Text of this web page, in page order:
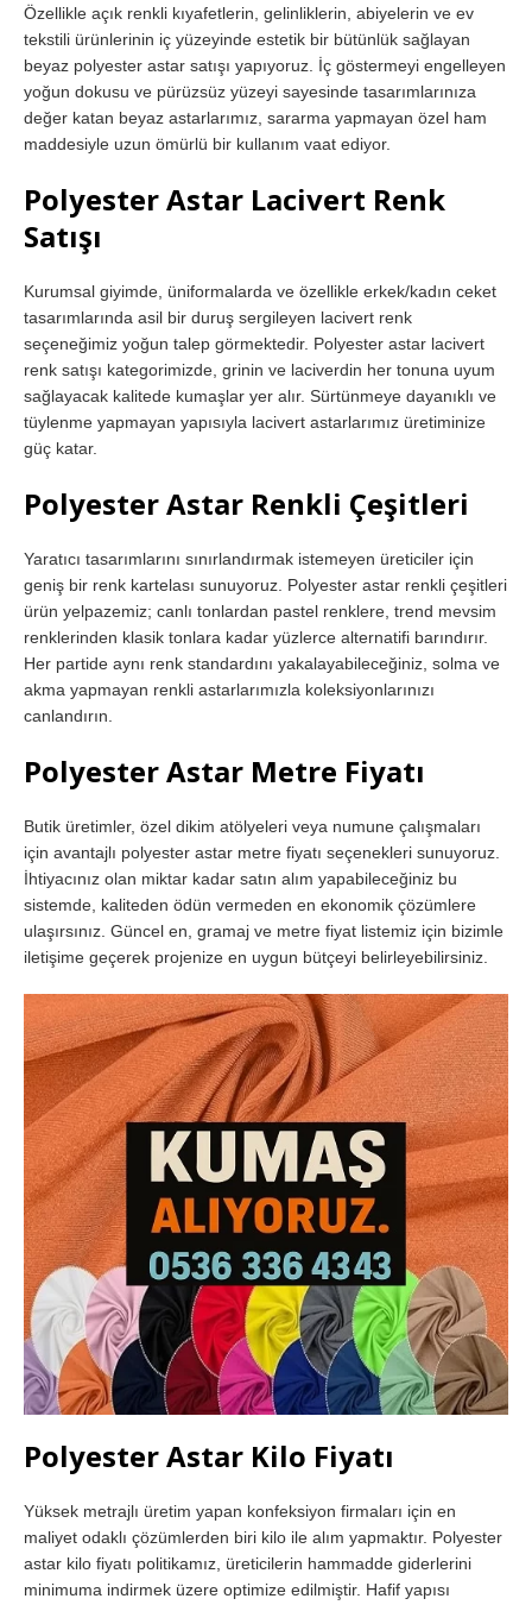
Özellikle açık renkli kıyafetlerin, gelinliklerin, abiyelerin ve ev
tekstili ürünlerinin iç yüzeyinde estetik bir bütünlük sağlayan
beyaz polyester astar satışı yapıyoruz. İç göstermeyi engelleyen
yoğun dokusu ve pürüzsüz yüzeyi sayesinde tasarımlarınıza
değer katan beyaz astarlarımız, sararma yapmayan özel ham
maddesiyle uzun ömürlü bir kullanım vaat ediyor.
Polyester Astar Lacivert Renk
Satışı
Kurumsal giyimde, üniformalarda ve özellikle erkek/kadın ceket
tasarımlarında asil bir duruş sergileyen lacivert renk
seçeneğimiz yoğun talep görmektedir. Polyester astar lacivert
renk satışı kategorimizde, grinin ve laciverdin her tonuna uyum
sağlayacak kalitede kumaşlar yer alır. Sürtünmeye dayanıklı ve
tüylenme yapmayan yapısıyla lacivert astarlarımız üretiminize
güç katar.
Polyester Astar Renkli Çeşitleri
Yaratıcı tasarımlarını sınırlandırmak istemeyen üreticiler için
geniş bir renk kartelası sunuyoruz. Polyester astar renkli çeşitleri
ürün yelpazemiz; canlı tonlardan pastel renklere, trend mevsim
renklerinden klasik tonlara kadar yüzlerce alternatifi barındırır.
Her partide aynı renk standardını yakalayabileceğiniz, solma ve
akma yapmayan renkli astarlarımızla koleksiyonlarınızı
canlandırın.
Polyester Astar Metre Fiyatı
Butik üretimler, özel dikim atölyeleri veya numune çalışmaları
için avantajlı polyester astar metre fiyatı seçenekleri sunuyoruz.
İhtiyacınız olan miktar kadar satın alım yapabileceğiniz bu
sistemde, kaliteden ödün vermeden en ekonomik çözümlere
ulaşırsınız. Güncel en, gramaj ve metre fiyat listemiz için bizimle
iletişime geçerek projenize en uygun bütçeyi belirleyebilirsiniz.
Polyester Astar Kilo Fiyatı
Yüksek metrajlı üretim yapan konfeksiyon firmaları için en
maliyet odaklı çözümlerden biri kilo ile alım yapmaktır. Polyester
astar kilo fiyatı politikamız, üreticilerin hammadde giderlerini
minimuma indirmek üzere optimize edilmiştir. Hafif yapısı